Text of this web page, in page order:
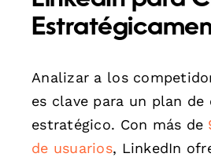
Analizar a los
es clave para un plan de
estratégico. Con más de
de usuarios, LinkedIn